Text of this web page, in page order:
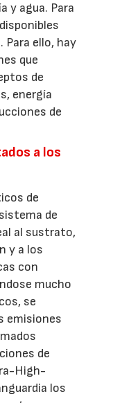
y agua. Para
Para ello, hay
que
de
energía
de
a los
de
de
al sustrato,
y a los
con
mucho
se
emisiones
de
High-
los